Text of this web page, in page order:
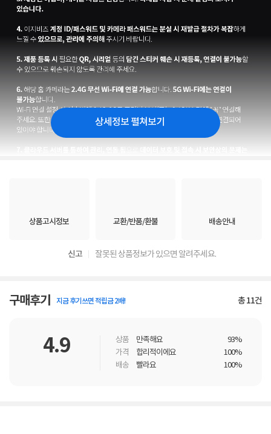
상세정보 펼쳐보기
상품고시정보 교환/반품/환불 배송안내
신고 잘못된 상품정보가 있으면 알려주세요.
구매후기 지금 후기쓰면 적립금 2배! 총11건
4.9 상품 만족해요
93%
가격
합리적이에요
100%
배송
빨라요 100%